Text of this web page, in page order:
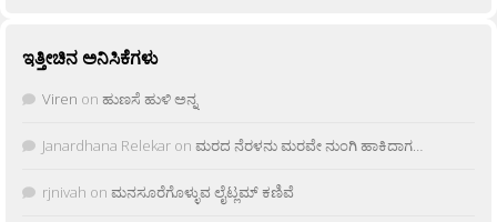
ಇತ್ತೀಚಿನ ಅನಿಸಿಕೆಗಳು
Viren on ಹುಣಸೆ ಹುಳಿ ಅನ್ನ
Janardhana Relekar on ಮರದ ನೆರಳನು ಮರವೇ ನುಂಗಿ ಹಾಕಿದಾಗ…
rjnivah on ಮನಸೂರೆಗೊಳ್ಳುವ ಲೈಟ್ಲಮ್ ಕಣಿವೆ